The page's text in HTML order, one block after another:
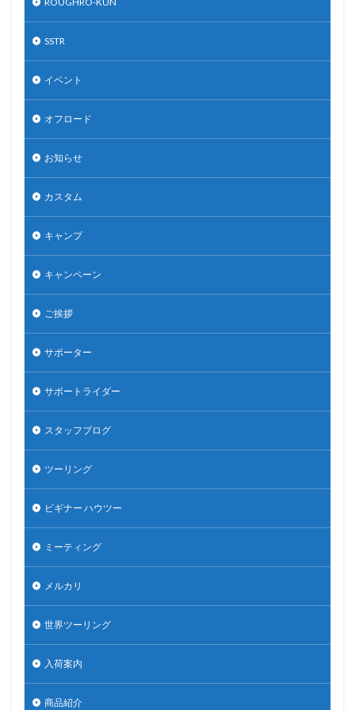
SSTR
イベント
オフロード
お知らせ
カスタム
キャンプ
キャンペーン
ご挨拶
サポーター
サポートライダー
スタッフブログ
ツーリング
ビギナー ハウツー
ミーティング
メルカリ
世界ツーリング
入荷案内
商品紹介